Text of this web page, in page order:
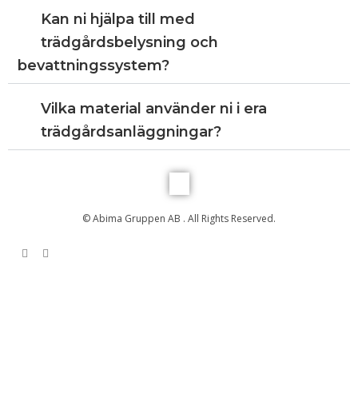
Kan ni hjälpa till med
trädgårdsbelysning och
bevattningssystem?
Vilka material använder ni i era
trädgårdsanläggningar?
© Abima Gruppen AB . All Rights Reserved.